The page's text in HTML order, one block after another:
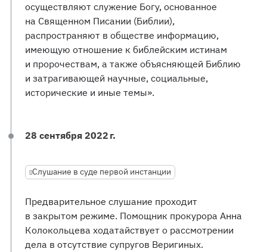
осуществляют служение Богу, основанное
на Священном Писании (Библии),
распространяют в обществе информацию,
имеющую отношение к библейским истинам
и пророчествам, а также объясняющей Библию
и затрагивающей научные, социальные,
исторические и иные темы».
28 сентября 2022 г.
Слушание в суде первой инстанции
Предварительное слушание проходит
в закрытом режиме. Помощник прокурора Анна
Колокольцева ходатайствует о рассмотрении
дела в отсутствие супругов Веригиных.